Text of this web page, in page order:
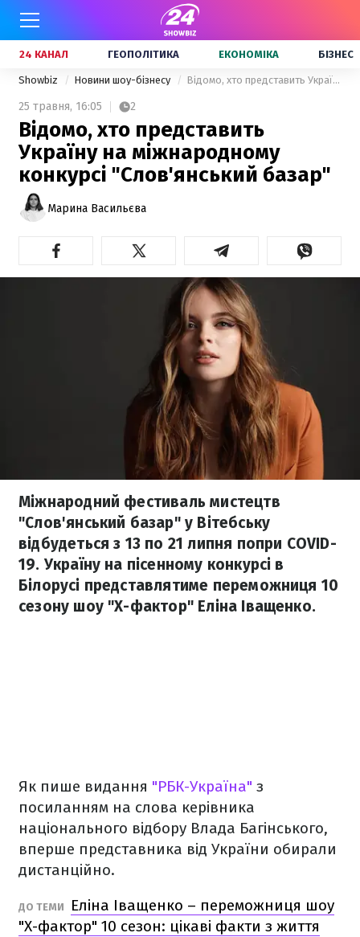
24 КАНАЛ ГЕОПОЛІТИКА ЕКОНОМІКА БІЗНЕС
Showbiz Новини шоу-бізнесу Відомо, хто представить Україну на міжнародному конкурсі "Слов'янський базар"
25 травня, 16:05 2
Відомо, хто представить
Україну на міжнародному
конкурсі "Слов'янський базар"
Марина Васильєва
Міжнародний фестиваль мистецтв
"Слов'янський базар" у Вітебську
відбудеться з 13 по 21 липня попри COVID-
19. Україну на пісенному конкурсі в
Білорусі представлятиме переможниця 10
сезону шоу "X-фактор" Еліна Іващенко.
Як пише видання "РБК-Україна" з
посиланням на слова керівника
національного відбору Влада Багінського,
вперше представника від України обирали
дистанційно.
ДО ТЕМИ
Еліна Іващенко – переможниця шоу
"Х-фактор" 10 сезон: цікаві факти з життя